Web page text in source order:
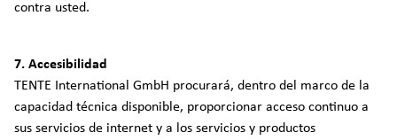
contra usted.
7. Accesibilidad
TENTE International GmbH procurará, dentro del marco de la
capacidad técnica disponible, proporcionar acceso continuo a
sus servicios de internet y a los servicios y productos